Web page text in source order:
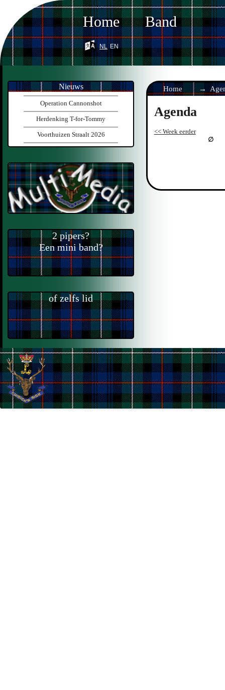
Home Band
nl en
Home
Agenda
<< Week eerder
Nieuws
Operation Cannonshot
Herdenking T-for-Tommy
Voorthuizen Straalt 2026
2 pipers?
Een mini band?
of zelfs lid